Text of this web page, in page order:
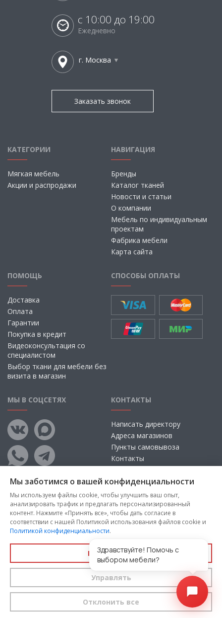
с 10:00 до 19:00
Ежедневно
г. Москва
Заказать звонок
КАТЕГОРИИ
Мягкая мебель
Акции и распродажи
НАВИГАЦИЯ
Бренды
Каталог тканей
Новости и статьи
О компании
Мебель по индивидуальным
проектам
Фабрика мебели
Карта сайта
ПОМОЩЬ
Доставка
Оплата
Гарантии
Покупка в кредит
Видеоконсультация со
специалистом
Выбор ткани для мебели без
визита в магазин
СПОСОБЫ ОПЛАТЫ
МЫ В СОЦСЕТЯХ КОНТАКТЫ
Написать директору
Адреса магазинов
Пункты самовывоза
Контакты
Copyright © 2026, ООО «100 Диванов» — Все права защищены
Администрация Сайта не несет ответственности за
размещаемые Пользователями материалы, их содержание,
качество.
политики конфиденциальностии
пользовательского соглашениякаждый раз, когда оставляете
свои данные в любой форме обратной связи на сайте
Мы заботимся о вашей конфиденциальности
Мы используем файлы cookie, чтобы улучшить ваш опыт,
анализировать трафик и предлагать персонализированный
контент. Нажмите «Принять все», чтобы дать согласие в
соответствии с нашей Политикой использования файлов cookie и
Политикой конфиденциальности.
Принять все
Управлять
Отклонить все
Здравствуйте! Помочь с
выбором мебели?